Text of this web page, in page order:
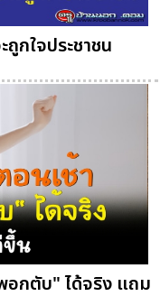
ถูกใจประชาชน
อกตับ" ได้จริง แถม